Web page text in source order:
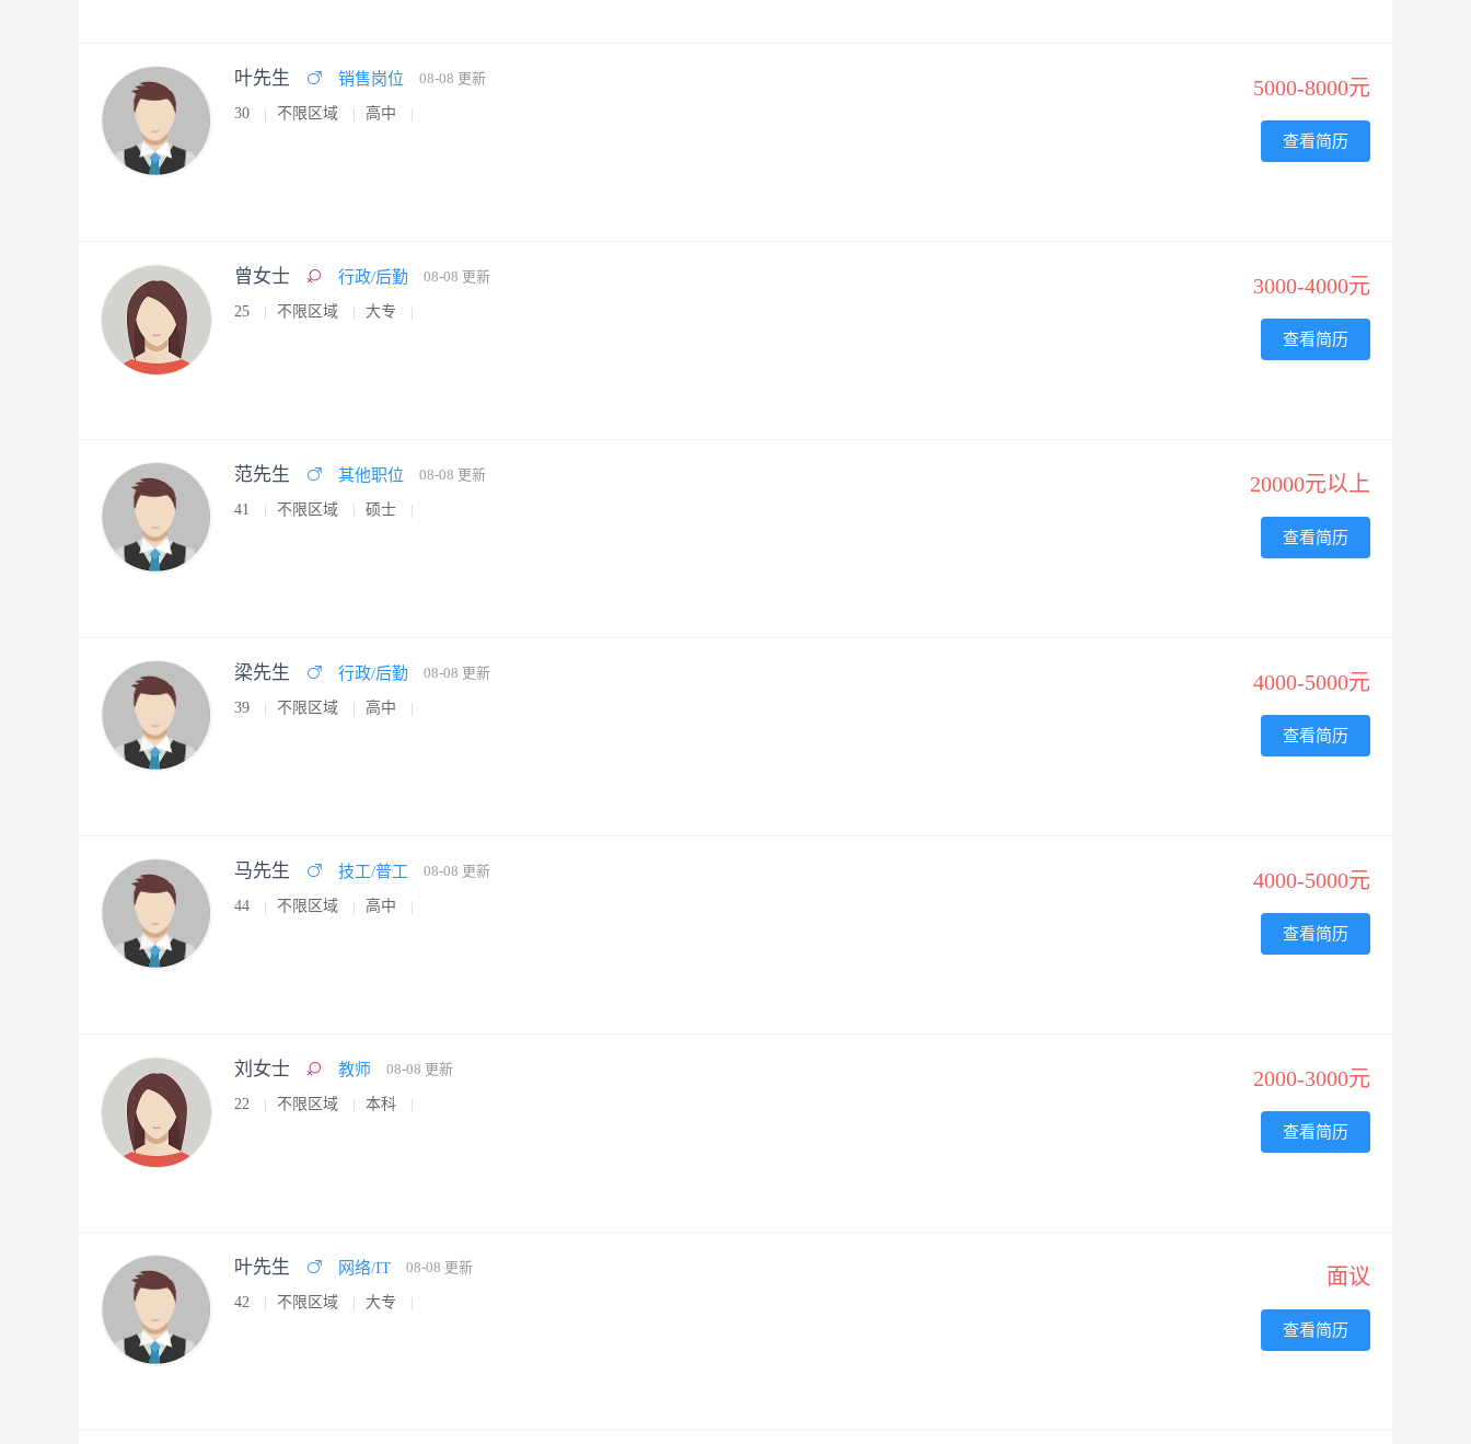
叶先生 销售岗位 08-08 更新
30 不限区域 高中
5000-8000元
查看简历
曾女士 行政/后勤 08-08 更新
25 不限区域 大专
3000-4000元
查看简历
范先生 其他职位 08-08 更新
41 不限区域 硕士
20000元以上
查看简历
梁先生 行政/后勤 08-08 更新
39 不限区域 高中
4000-5000元
查看简历
马先生 技工/普工 08-08 更新
44 不限区域 高中
4000-5000元
查看简历
刘女士 教师 08-08 更新
22 不限区域 本科
2000-3000元
查看简历
叶先生 网络/IT 08-08 更新
42 不限区域 大专
面议
查看简历